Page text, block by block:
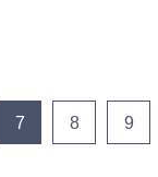
7 8 9